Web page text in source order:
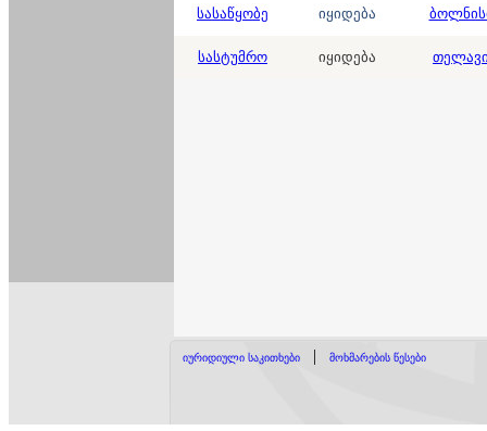
სასაწყობე იყიდება
სასტუმრო იყიდება
იურიდიული საკითხები | მოხმარების წესები